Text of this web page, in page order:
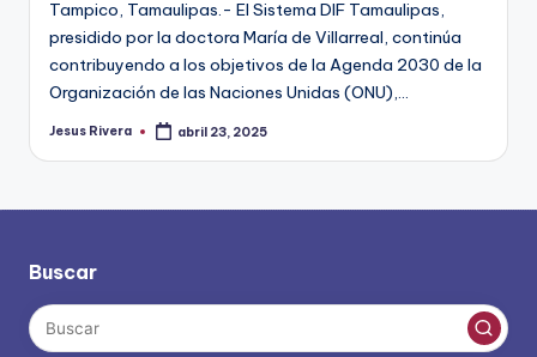
Tampico, Tamaulipas.- El Sistema DIF Tamaulipas,
presidido por la doctora María de Villarreal, continúa
contribuyendo a los objetivos de la Agenda 2030 de la
Organización de las Naciones Unidas (ONU),…
Publicado
Jesus Rivera abril 23, 2025
Buscar